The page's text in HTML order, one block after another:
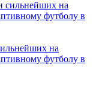
на
футболу в